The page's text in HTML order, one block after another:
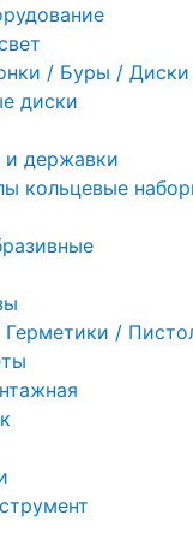
/ Буры /
диски
и державки
кольцевые
/